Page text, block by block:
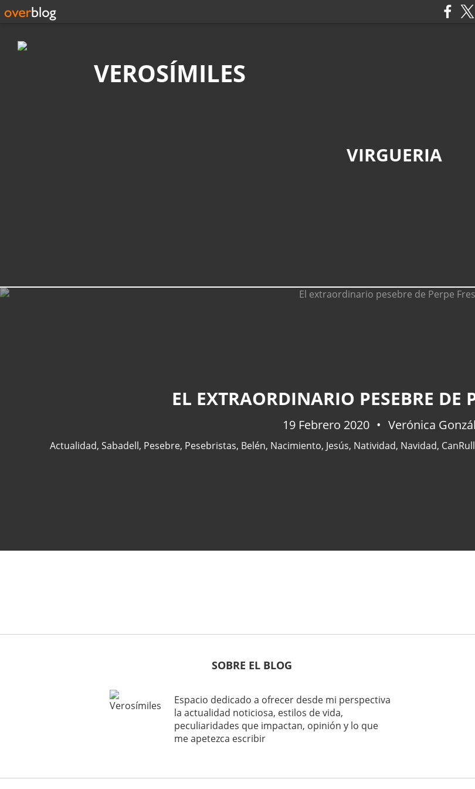
VEROSÍMILES
VIRGUERIA
EL EXTRAORDINARIO PESEBRE DE
19 Febrero 2020 Verónica
Actualidad, Sabadell, Pesebre, Pesebristas, Belén, Nacimiento, Jesús, Natividad, Navidad, CanRull
SOBRE EL BLOG
Espacio dedicado a ofrecer desde mi perspectiva
la actualidad noticiosa, estilos de vida,
peculiaridades que impactan, opinión y lo que
me apetezca escribir